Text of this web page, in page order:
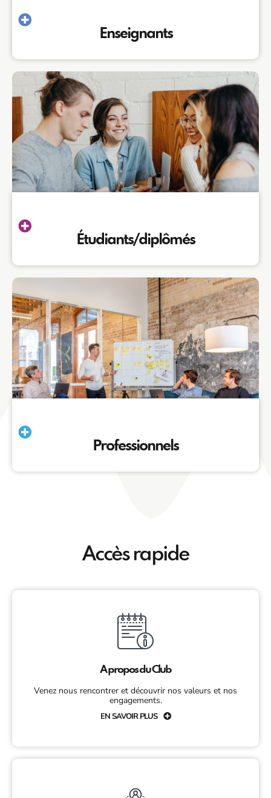
Enseignants
Étudiants/diplômés
Professionnels
Accès rapide
A propos du Club
Venez nous rencontrer et découvrir nos valeurs et nos
engagements.
EN SAVOIR PLUS